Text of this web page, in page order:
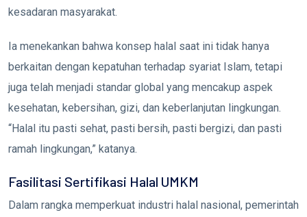
kesadaran masyarakat.
Ia menekankan bahwa konsep halal saat ini tidak hanya
berkaitan dengan kepatuhan terhadap syariat Islam, tetapi
juga telah menjadi standar global yang mencakup aspek
kesehatan, kebersihan, gizi, dan keberlanjutan lingkungan.
“Halal itu pasti sehat, pasti bersih, pasti bergizi, dan pasti
ramah lingkungan,” katanya.
Fasilitasi Sertifikasi Halal UMKM
Dalam rangka memperkuat industri halal nasional, pemerintah